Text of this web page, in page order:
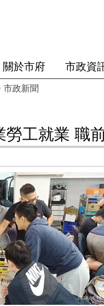
關於市府 市政資
市政新聞
勞工就業 職